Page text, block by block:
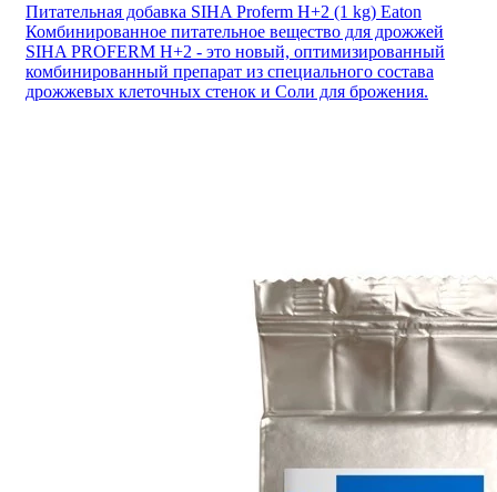
Питательная добавка SIHA Proferm H+2 (1 kg) Eaton
Комбинированное питательное вещество для дрожжей
SIHA PROFERM H+2 - это новый, оптимизированный
комбинированный препарат из специального состава
дрожжевых клеточных стенок и Соли для брожения.